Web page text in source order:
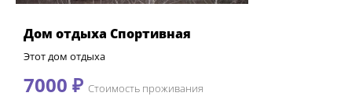
Дом отдыха Спортивная
Этот дом отдыха
7000 ₽ Стоимость проживания